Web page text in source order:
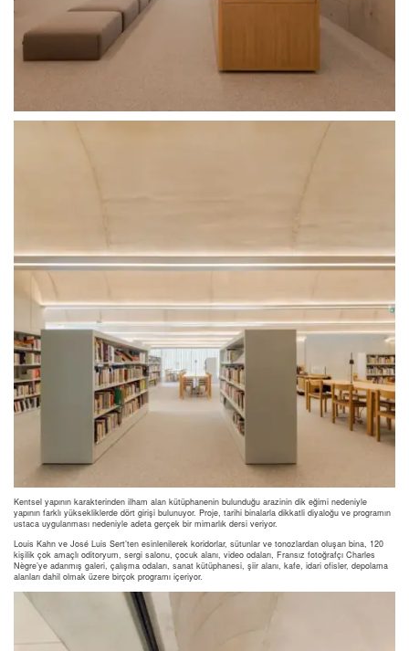
Kentsel yapının karakterinden ilham alan kütüphanenin bulunduğu arazinin dik eğimi nedeniyle
yapının farklı yüksekliklerde dört girişi bulunuyor. Proje, tarihi binalarla dikkatli diyaloğu ve programın
ustaca uygulanması nedeniyle adeta gerçek bir mimarlık dersi veriyor.
Louis Kahn ve José Luis Sert’ten esinlenilerek koridorlar, sütunlar ve tonozlardan oluşan bina, 120
kişilik çok amaçlı oditoryum, sergi salonu, çocuk alanı, video odaları, Fransız fotoğrafçı Charles
Nègre’ye adanmış galeri, çalışma odaları, sanat kütüphanesi, şiir alanı, kafe, idari ofisler, depolama
alanları dahil olmak üzere birçok programı içeriyor.